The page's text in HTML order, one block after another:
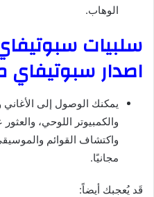
الوهاب.
اصدار سبوتيفاي
يمكنك الوصول إلى
والكمبيوتر اللوحي،
واكتشاف القوائم
مجانيًا.
قَد يُعجبك أيضاً: